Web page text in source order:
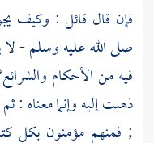
فإن قال قائل : وكيف
صلى الله عليه وسلم - لا
فيه من الأحكام
ذهبت إليه وإنما معناه :
; فمنهم مؤمنون بكل